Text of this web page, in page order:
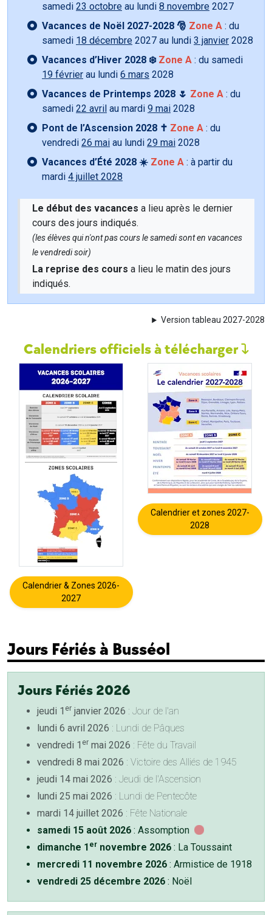
samedi 23 octobre au lundi 8 novembre 2027
Vacances de Noël 2027-2028 🎅 Zone A : du
samedi 18 décembre 2027 au lundi 3 janvier 2028
Vacances d’Hiver 2028 ❄️ Zone A : du samedi
19 février au lundi 6 mars 2028
Vacances de Printemps 2028 🌷 Zone A : du
samedi 22 avril au mardi 9 mai 2028
Pont de l’Ascension 2028 ✝️ Zone A : du
vendredi 26 mai au lundi 29 mai 2028
Vacances d’Été 2028 ☀️ Zone A : à partir du
mardi 4 juillet 2028
Le début des vacances a lieu après le dernier
cours des jours indiqués.
(les élèves qui n'ont pas cours le samedi sont en vacances
le vendredi soir)
La reprise des cours a lieu le matin des jours
indiqués.
Version tableau 2027-2028
Calendriers officiels à télécharger
Calendrier & Zones 2026-
2027
Calendrier et zones 2027-
2028
Jours Fériés à Busséol
Jours Fériés 2026
jeudi 1 er janvier 2026 : Jour de l'an
lundi 6 avril 2026 : Lundi de Pâques
vendredi 1 er mai 2026 : Fête du Travail
vendredi 8 mai 2026 : Victoire des Alliés de 1945
jeudi 14 mai 2026 : Jeudi de l'Ascension
lundi 25 mai 2026 : Lundi de Pentecôte
mardi 14 juillet 2026 : Fête Nationale
samedi 15 août 2026 : Assomption
dimanche 1 er novembre 2026 : La Toussaint
mercredi 11 novembre 2026 : Armistice de 1918
vendredi 25 décembre 2026 : Noël